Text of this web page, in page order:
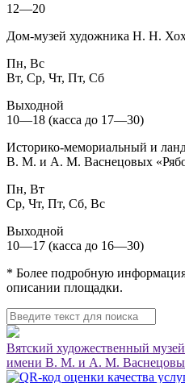
12—20
Дом-музей художника Н. Н.
Пн, Вс
Вт, Ср, Чт, Пт, Сб
Выходной
10—18 (касса до 17—30)
Историко-мемориальный и
В. М. и А. М. Васнецовых
Пн, Вт
Ср, Чт, Пт, Сб, Вс
Выходной
10—17 (касса до 16—30)
* Более подробную
описании площадки.
Вятский художественный музей
имени В. М. и А. М.